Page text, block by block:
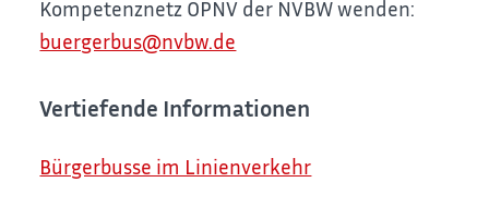
Kompetenznetz ÖPNV der NVBW wenden:
buergerbus@nvbw.de
Vertiefende Informationen
Bürgerbusse im Linienverkehr